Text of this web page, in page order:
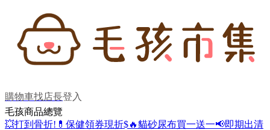
購物車找店長登入
毛孩商品總覽
💥打到骨折! 💊保健領券現折$🔥貓砂尿布買一送一📢即期出清